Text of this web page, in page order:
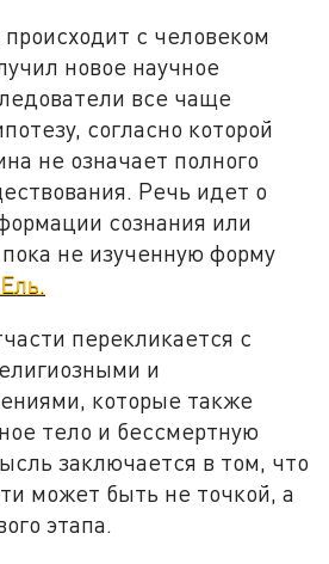
с человеком
новое научное
все чаще
согласно которой
не означает полного
Речь идет о
сознания или
не изученную форму
перекликается с
и
которые также
тело и бессмертную
заключается в том, что
может быть не точкой, а
этапа.